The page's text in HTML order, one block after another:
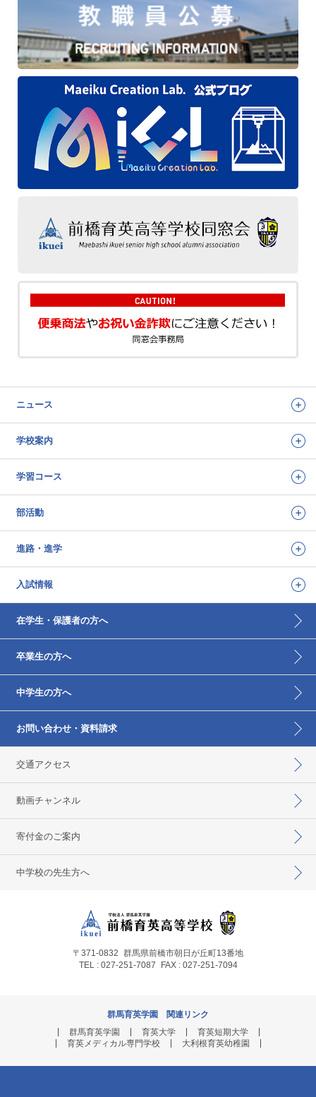
ニュース
学校案内
学習コース
部活動
進路・進学
入試情報
在学生・保護者の方へ
卒業生の方へ
中学生の方へ
お問い合わせ・資料請求
交通アクセス
動画チャンネル
寄付金のご案内
中学校の先生方へ
〒371-0832 群馬県前橋市朝日が丘町13番地
TEL : 027-251-7087
FAX : 027-251-7094
群馬育英学園 関連リンク
群馬育英学園
育英大学
育英短期大学
育英メディカル専門学校
大利根育英幼稚園